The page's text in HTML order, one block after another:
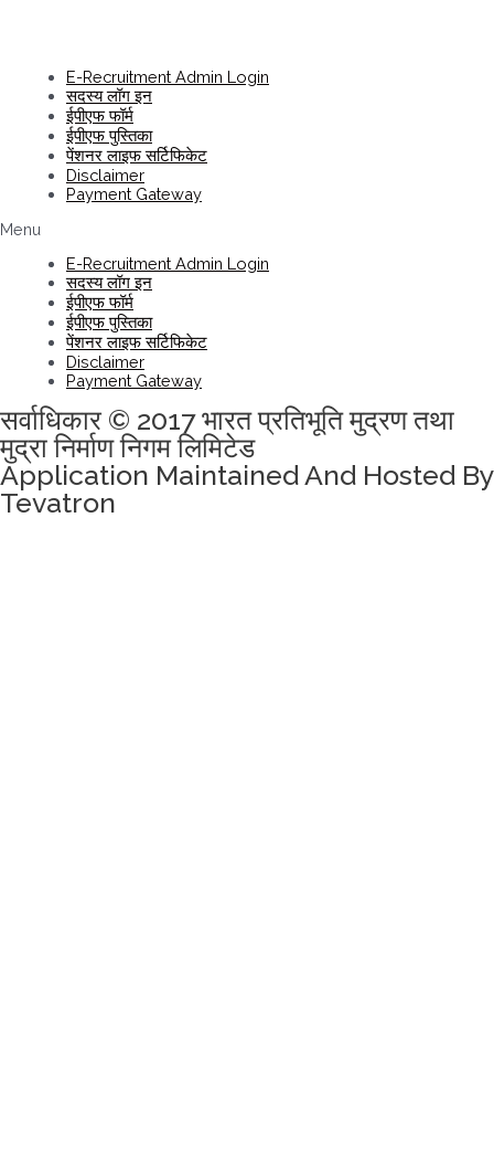
E-Recruitment Admin Login
सदस्य लॉग इन
ईपीएफ फॉर्म
ईपीएफ पुस्तिका
पेंशनर लाइफ सर्टिफिकेट
Disclaimer
Payment Gateway
Menu
E-Recruitment Admin Login
सदस्य लॉग इन
ईपीएफ फॉर्म
ईपीएफ पुस्तिका
पेंशनर लाइफ सर्टिफिकेट
Disclaimer
Payment Gateway
सर्वाधिकार © 2017 भारत प्रतिभूति मुद्रण तथा
मुद्रा निर्माण निगम लिमिटेड
Application Maintained And Hosted By
Tevatron